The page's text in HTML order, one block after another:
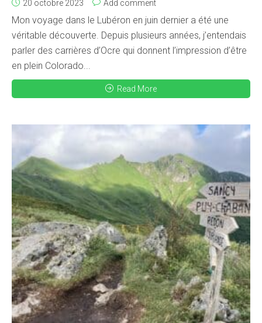
20 octobre 2023 Add comment
Mon voyage dans le Lubéron en juin dernier a été une
véritable découverte. Depuis plusieurs années, j’entendais
parler des carrières d’Ocre qui donnent l’impression d’être
en plein Colorado...
Read More